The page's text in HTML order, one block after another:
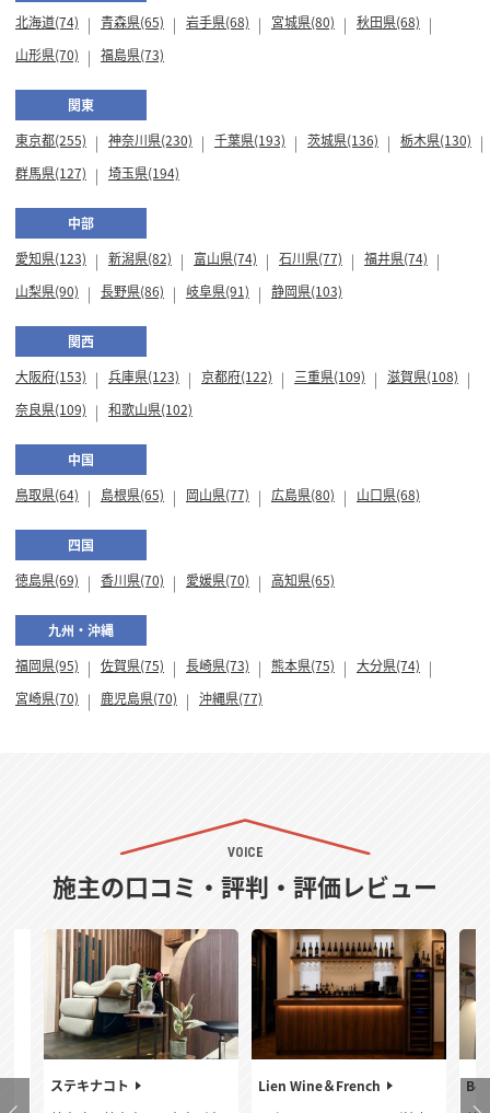
北海道(74)
青森県(65) 岩手県(68) 宮城県(80)
秋田県(68)
山形県(70)
福島県(73)
関東
東京都(255)
神奈川県(230) 千葉県(193) 茨城県(136)
栃木県(130)
群馬県(127)
埼玉県(194)
中部
愛知県(123)
新潟県(82) 富山県(74) 石川県(77)
福井県(74)
山梨県(90)
長野県(86) 岐阜県(91) 静岡県(103)
関西
大阪府(153)
兵庫県(123) 京都府(122) 三重県(109)
滋賀県(108)
奈良県(109)
和歌山県(102)
中国
鳥取県(64)
島根県(65) 岡山県(77) 広島県(80) 山口県(68)
四国
徳島県(69)
香川県(70) 愛媛県(70) 高知県(65)
九州・沖縄
福岡県(95)
佐賀県(75) 長崎県(73) 熊本県(75)
大分県(74)
宮崎県(70)
鹿児島県(70) 沖縄県(77)
VOICE
施主の口コミ・評判・評価レビュー
ステキナコト
Lien Wine＆French